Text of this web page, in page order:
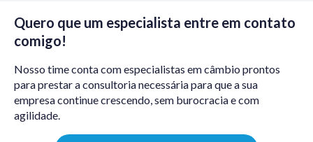
Quero que um especialista entre em contato
comigo!
Nosso time conta com especialistas em câmbio prontos
para prestar a consultoria necessária para que a sua
empresa continue crescendo, sem burocracia e com
agilidade.